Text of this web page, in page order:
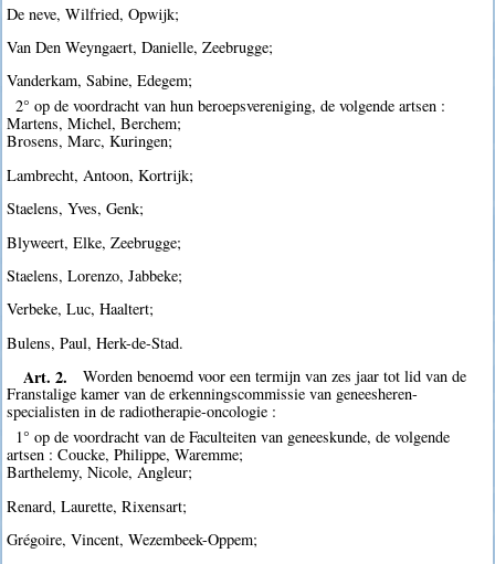
De neve, Wilfried, Opwijk;
Van Den Weyngaert, Danielle, Zeebrugge;
Vanderkam, Sabine, Edegem;
2° op de voordracht van hun beroepsvereniging, de volgende artsen :
Martens, Michel, Berchem;
Brosens, Marc, Kuringen;
Lambrecht, Antoon, Kortrijk;
Staelens, Yves, Genk;
Blyweert, Elke, Zeebrugge;
Staelens, Lorenzo, Jabbeke;
Verbeke, Luc, Haaltert;
Bulens, Paul, Herk-de-Stad.
Art. 2.
Worden benoemd voor een termijn van zes jaar tot lid van de
Franstalige kamer van de erkenningscommissie van geneesheren-
specialisten in de radiotherapie-oncologie :
1° op de voordracht van de Faculteiten van geneeskunde, de volgende
artsen : Coucke, Philippe, Waremme;
Barthelemy, Nicole, Angleur;
Renard, Laurette, Rixensart;
Grégoire, Vincent, Wezembeek-Oppem;